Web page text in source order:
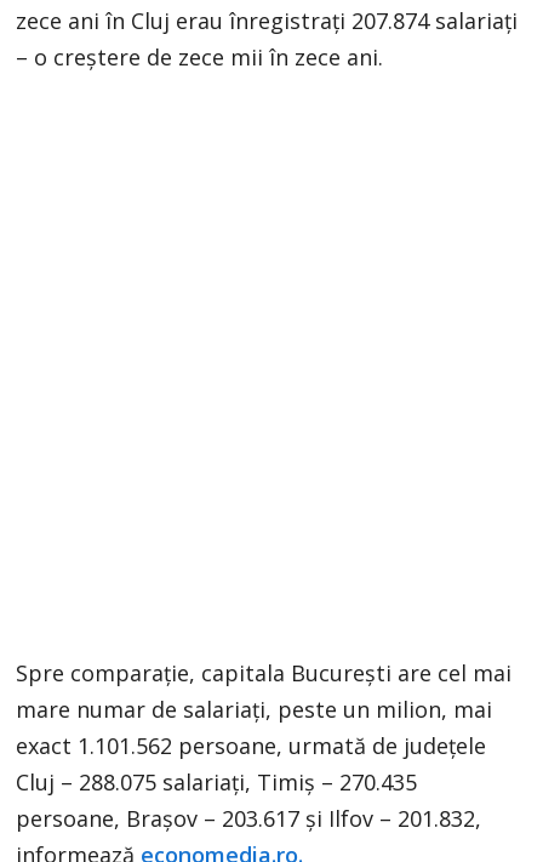
zece ani în Cluj erau înregistrați 207.874 salariați
– o creștere de zece mii în zece ani.
Spre comparație, capitala București are cel mai
mare numar de salariați, peste un milion, mai
exact 1.101.562 persoane, urmată de județele
Cluj – 288.075 salariați, Timiș – 270.435
persoane, Brașov – 203.617 și Ilfov – 201.832,
informează economedia.ro.